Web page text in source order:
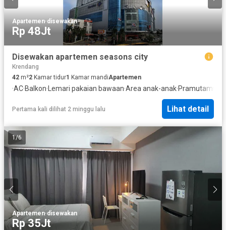
Apartemen·disewakan
Rp 48Jt
Disewakan apartemen seasons city
Krendang
42 m²2 Kamar tidur1 Kamar mandiApartemen
·AC·Balkon· Lemari pakaian bawaan·Area anak-anak·Pramutamu
Pertama kali dilihat 2 minggu lalu Lihat detail
1/6
Apartemen·disewakan
Rp 35Jt